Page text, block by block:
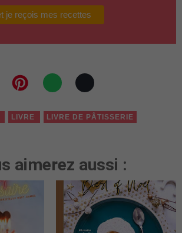
LIVRE LIVRE DE PÂTISSERIE
aimerez aussi :